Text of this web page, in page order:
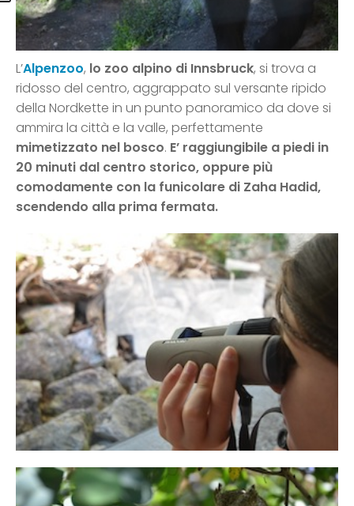
L’Alpenzoo, lo zoo alpino di Innsbruck, si trova a
ridosso del centro, aggrappato sul versante ripido
della Nordkette in un punto panoramico da dove si
ammira la città e la valle, perfettamente
mimetizzato nel bosco. E’ raggiungibile a piedi in
20 minuti dal centro storico, oppure più
comodamente con la funicolare di Zaha Hadid,
scendendo alla prima fermata.